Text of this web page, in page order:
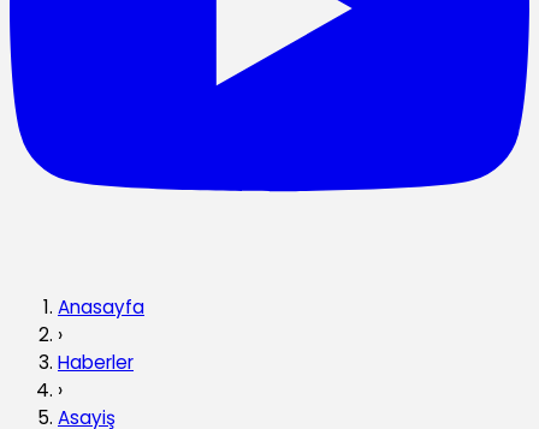
Anasayfa
›
Haberler
›
Asayiş